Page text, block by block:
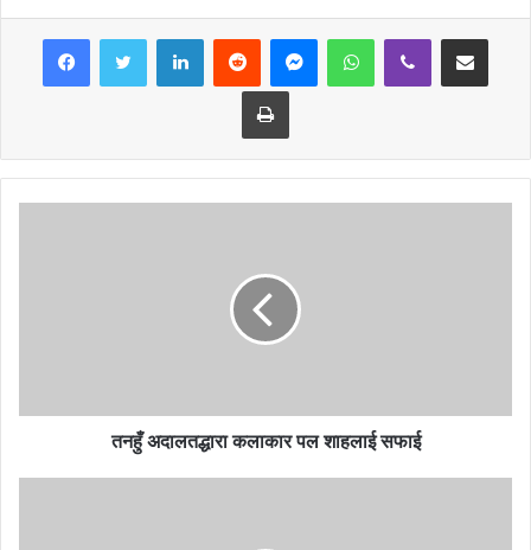
हुनेलाई २० हजार नगद सहित शिल्ड र प्रमाणपत्र, दोश्रो हुनेलाई १५ हजार
सहित शिल्ड र प्रमाणपत्र र तृतिय हुनेलाई १० हजार नगद सहित शिल्ड र
प्रमाणपत्र दिईने पालिकाले जनाएको छ ।
राष्ट्रपति रनिङ शिल्ड प्रतियोगिताको उद्घाटन गर्दे पालिकाका अध्यक्ष श्रीप्रसाद
हरेक प्रतिष्पर्धासँग जुध्ने शक्ति प्रदान गर्दछ, खेलकुदमा निरन्तर लाग्नेले सहज
गर्दछ । विश्वमा देशको पहिचान खेलकुदको माध्यामवाट भएको हुदाँ खेलकुदमा
निरन्तर लाग्न समेत अध्यक्ष श्रेष्ठले आग्रह गरे ।
यसैगरि पालिकाका उपाध्यक्ष वालकृष्ण घिमिरेले स्वास्थ्यको लागी खेलकुद, राष्ट्रका
Print
तनहुँ अदालतद्धारा कलाकार पल शाहलाई सफाई